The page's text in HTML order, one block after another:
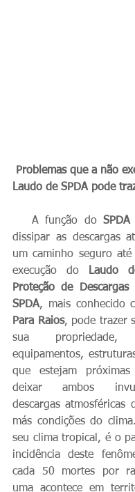
Laudo de SPDA pode
   A função do
SPDA
dissipar as descargas
um caminho seguro
execução do
Laudo
Proteção de
SPDA, mais conhecido
Para Raios, pode trazer
sua
equipamentos,
que estejam
deixar ambos
descargas atmosféricas
más condições do
seu clima tropical, é o
incidência deste
cada 50 mortes por
uma acontece em